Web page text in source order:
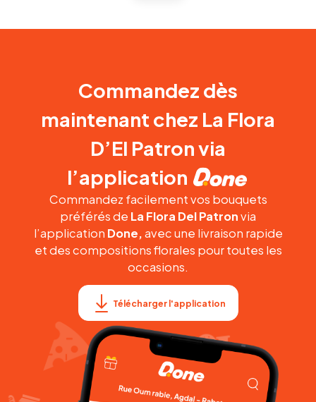
Commandez dès
maintenant chez La Flora
D’El Patron via
l’application
Commandez facilement vos bouquets
préférés de La Flora Del Patronvia
l’application Done,avec une livraison rapide
et des compositions florales pour toutes les
occasions.
Télécharger l'application